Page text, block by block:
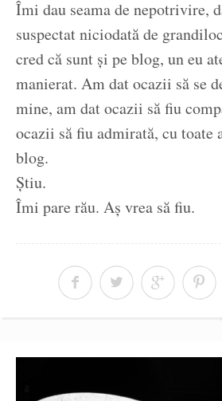
Îmi dau seama de nepotrivire,
suspectat niciodată de
cred că sunt și pe blog, un eu
manierat. Am dat ocazii să se
mine, am dat ocazii să fiu
ocazii să fiu admirată, cu toate
blog.
Știu.
Îmi pare rău. Aș vrea să fiu.